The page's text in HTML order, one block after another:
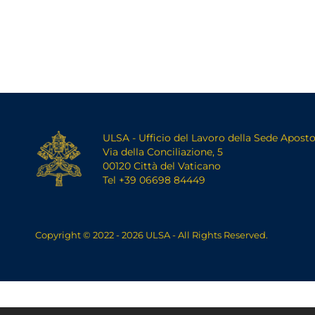
ULSA - Ufficio del Lavoro della Sede
Via della Conciliazione, 5
00120 Città del Vaticano
Tel +39 06698 84449
Copyright © 2022 - 2026 ULSA - All Rights Reserved.